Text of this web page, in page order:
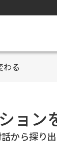
わる
ョン
から探り